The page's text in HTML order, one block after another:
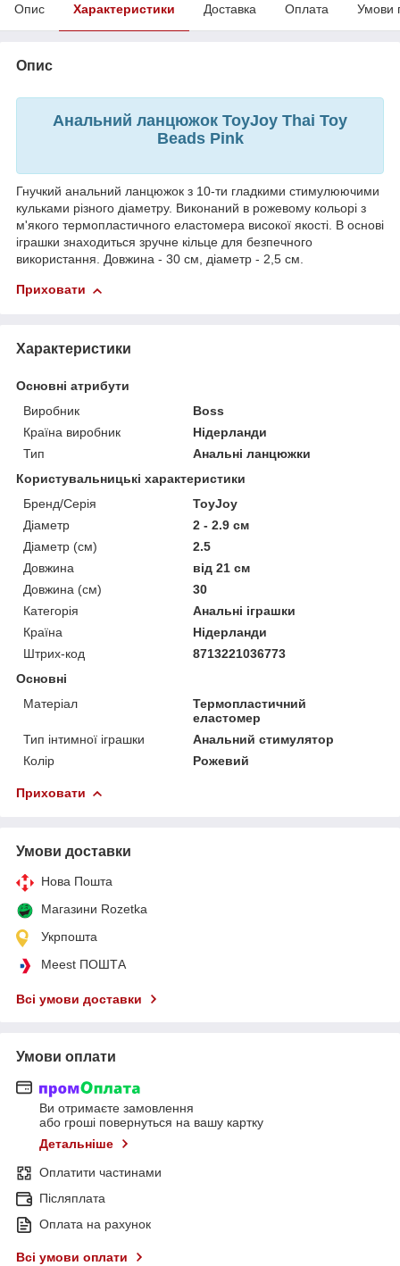
Опис Характеристики Доставка Оплата Умови
Опис
Анальний ланцюжок ToyJoy Thai Toy
Beads Pink
Гнучкий анальний ланцюжок з 10-ти гладкими стимулюючими
кульками різного діаметру. Виконаний в рожевому кольорі з
м'якого термопластичного еластомера високої якості. В основі
іграшки знаходиться зручне кільце для безпечного
використання. Довжина - 30 см, діаметр - 2,5 см.
Приховати
Характеристики
Основні атрибути
Виробник
Boss
Країна виробник
Нідерланди
Тип
Анальні ланцюжки
Користувальницькі характеристики
Бренд/Серія
ToyJoy
Діаметр
2 - 2.9 см
Діаметр (см)
2.5
Довжина
від 21 см
Довжина (см)
30
Категорія
Анальні іграшки
Країна
Нідерланди
Штрих-код
8713221036773
Основні
Матеріал
Термопластичний
еластомер
Тип інтимної іграшки
Анальний стимулятор
Колір
Рожевий
Приховати
Умови доставки
Нова Пошта
Магазини Rozetka
Укрпошта
Meest ПОШТА
Всі умови доставки
Умови оплати
Ви отримаєте замовлення
або гроші повернуться на вашу картку
Детальніше
Оплатити частинами
Післяплата
Оплата на рахунок
Всі умови оплати